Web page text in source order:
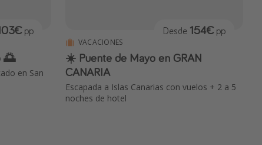
🌅
en San
pp
VACACIONES
☀️ Puente de Mayo en GRAN
CANARIA
Escapada a Islas Canarias con vuelos + 2 a 5
noches de hotel
Desde 154€ pp